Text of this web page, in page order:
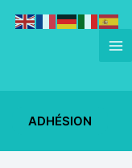
ADHÉSION